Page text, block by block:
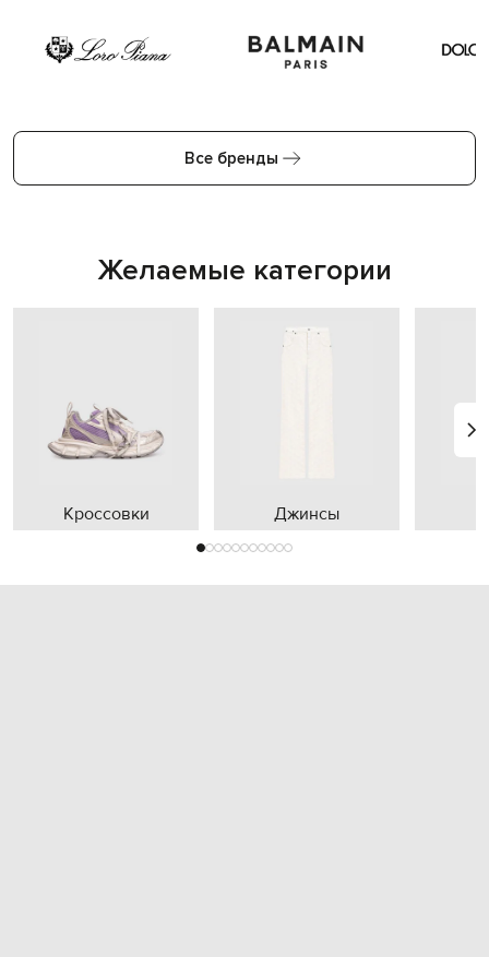
Все бренды
Желаемые категории
Кроссовки Джинсы